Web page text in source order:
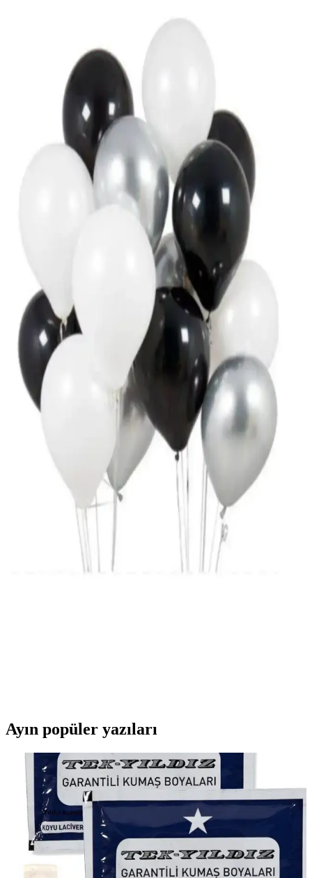
Gökkuşağı Kapı Süsü ile Evinize Renk Katmanın
Yolları ve Dekorasyon İpuçları
Gökkuşağı kapı süsleri, renkli ve enerjik detaylar ile evinizin girişini
sıcak ve canlı hale getirir. Farklı malzeme ve tasarımlarla, özgün
dekorasyon fırsatları sunar.
Diş Şeklinde Folyo Balon ve Pembe Konfetili Şeffaf
Balon Seti Karşılaştırması
İki farklı parti balonu setini karşılaştırıyoruz: Diş şeklinde folyo
balon ve pembe konfetli şeffaf balon seti. Her biri farklı özellikler ve
kullanım avantajları sunar, kutlamalarınıza uygun olanı seçmek için
Huzur Party Store Bride To Be Simli Eva Taç
Düğün ve Bekarlığa Veda Partisi Aksesuarı
Huzur Party Store'un Bride To Be temalı simli eva taçı, şık tasarımı
ve parlak detaylarıyla düğün ve bekarlığa veda partilerinize zarif bir
atmosfer sağlar.
Parti Balonları Karşılaştırması: Büyük ve Minik
Folyo Balonların Özellikleri ve Kullanım İpuçları
Büyük 100 cm gold balon ile minik 25 cm setin özelliklerini ve
kullanıcı yorumlarını karşılaştırıyoruz. Dekorasyon için ideal
seçimler ve kullanım ipuçlarıyla özel günlerinize şıklık katın.
ASİMEL TASARIM ve Genel Markalar Düğün
Süsü Karşılaştırması
İki popüler düğün süsü markasını detaylıca karşılaştırıyoruz.
ASİMEL TASARIM'ın şık tasarımı ile genel markaların pratik
çözümleri arasındaki farkları keşfedin.
Kırmızı Gelin Yelpazesi: Estetik ve Kullanışlı
Tasarım ile Özel Günleriniz İçin İdeal Aksesuar
Kırmızı Gelin Yelpazesi, özel kutlamalar için tasarlanmış, estetik
Ayın popüler yazıları